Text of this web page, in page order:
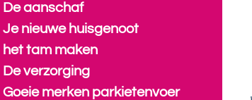
De aanschaf
Je nieuwe huisgenoot
het tam maken
De verzorging
Goeie merken parkietenvoer